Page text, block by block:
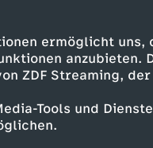
ermöglicht uns,
anzubieten.
ZDF Streaming, der
Tools und